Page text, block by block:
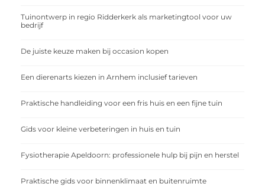
Tuinontwerp in regio Ridderkerk als marketingtool voor uw
bedrijf
De juiste keuze maken bij occasion kopen
Een dierenarts kiezen in Arnhem inclusief tarieven
Praktische handleiding voor een fris huis en een fijne tuin
Gids voor kleine verbeteringen in huis en tuin
Fysiotherapie Apeldoorn: professionele hulp bij pijn en herstel
Praktische gids voor binnenklimaat en buitenruimte